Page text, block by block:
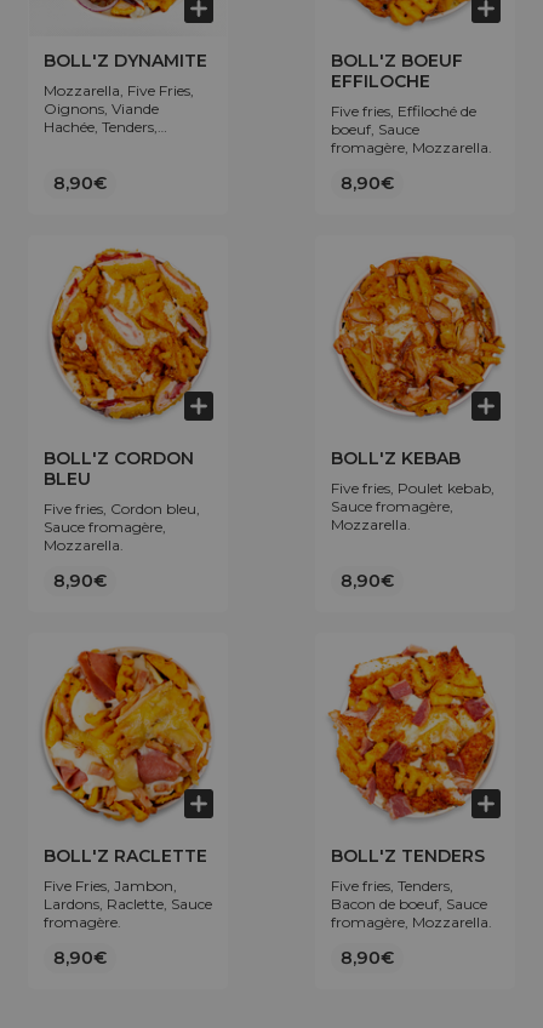
BOLL'Z DYNAMITE
Mozzarella, Five Fries,
Oignons, Viande
Hachée, Tenders,
Dynamite.
8,90€
BOLL'Z BOEUF
EFFILOCHE
Five fries, Effiloché de
boeuf, Sauce
fromagère, Mozzarella.
8,90€
BOLL'Z CORDON
BLEU
Five fries, Cordon bleu,
Sauce fromagère,
Mozzarella.
8,90€
BOLL'Z KEBAB
Five fries, Poulet kebab,
Sauce fromagère,
Mozzarella.
8,90€
BOLL'Z RACLETTE
Five Fries, Jambon,
Lardons, Raclette, Sauce
fromagère.
8,90€
BOLL'Z TENDERS
Five fries, Tenders,
Bacon de boeuf, Sauce
fromagère, Mozzarella.
8,90€